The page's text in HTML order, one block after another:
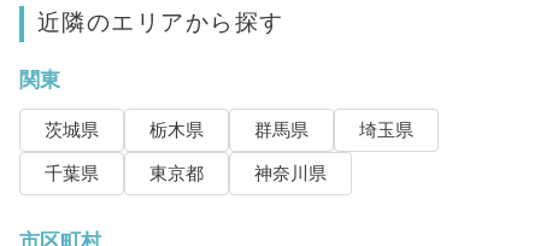
近隣のエリアから探す
関東
茨城県 栃木県 群馬県
埼玉県
千葉県
東京都 神奈川県